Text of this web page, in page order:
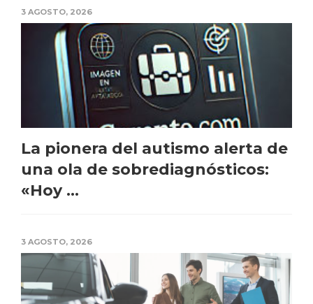
3 AGOSTO, 2026
La pionera del autismo alerta de
una ola de sobrediagnósticos:
«Hoy ...
3 AGOSTO, 2026